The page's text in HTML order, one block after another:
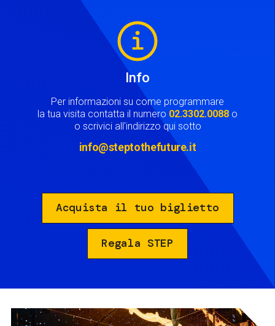
Info
Per informazioni su come programmare
la tua visita contatta il numero 02.3302.0088 o
o scrivici all'indirizzo qui sotto
info@steptothefuture.it
Acquista il tuo biglietto
Regala STEP